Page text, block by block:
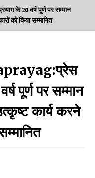
अल्पसंख्यक अधिकार दिवस
मदरसों का नाम अब्दुल कलाम के नाम
7 September
6 September
के 20 वर्ष पूर्ण पर सम्मान
को किया सम्मानित
पूर्ण पर सम्मान
कार्य करने